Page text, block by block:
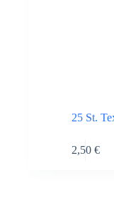
25 St.
2,50 €